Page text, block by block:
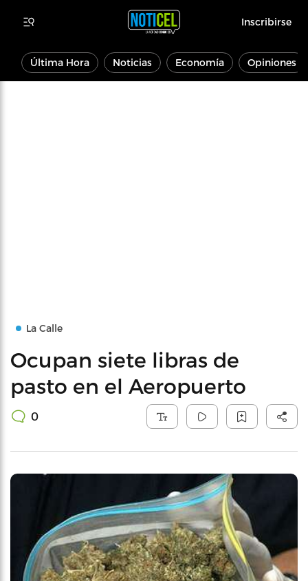
Inscribirse
Última Hora Noticias Economía Opiniones
La Calle
Ocupan siete libras de
pasto en el Aeropuerto
0